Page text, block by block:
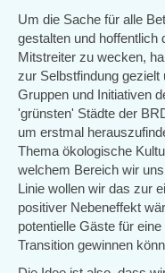
Um die Sache für alle
gestalten und hoffentlich
Mitstreiter zu wecken,
zur Selbstfindung
Gruppen und Initiativen
'grünsten' Städte der
um erstmal
Thema ökologische
welchem Bereich wir
Linie wollen wir das zur
positiver Nebeneffekt
potentielle Gäste für
Transition gewinnen